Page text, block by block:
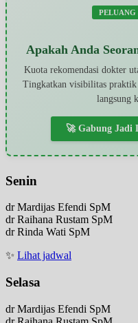
PELUANG
Apakah Anda
Kuota rekomendasi dokter
Tingkatkan visibilitas praktik
langsung
🚀 Gabung Jadi
Senin
dr Mardijas Efendi SpM
dr Raihana Rustam SpM
dr Rinda Wati SpM
✨ Lihat jadwal
Selasa
dr Mardijas Efendi SpM